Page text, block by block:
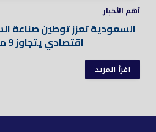
أهم الأخبار
السعودية تعزز توطين صناعة
اقتصادي يتجاوز 9 مليارات ريال
اقرأ المزيد